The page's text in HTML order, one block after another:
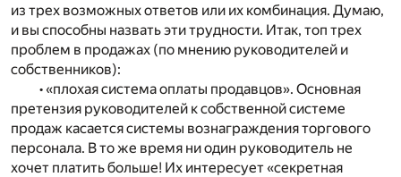
из трех возможных ответов или их комбинация. Думаю,
и вы способны назвать эти трудности. Итак, топ трех
проблем в продажах (по мнению руководителей и
собственников):
• «плохая система оплаты продавцов». Основная
претензия руководителей к собственной системе
продаж касается системы вознаграждения торгового
персонала. В то же время ни один руководитель не
хочет платить больше! Их интересует «секретная